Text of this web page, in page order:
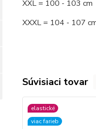
XXL = 100 - 103
XXXL = 104 - 107
Súvisiaci tovar
elastické
viac farieb